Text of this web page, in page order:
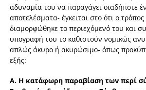
αδυναμία του να παραγάγει οιαδήποτε
αποτελέσματα- έγκειται στο ότι ο
διαμορφώθηκε το περιεχόμενό του και
υπογραφή του το καθιστούν νομικώς
απλώς άκυρο ή ακυρώσιμο- όπως
εξής:
Α. Η κατάφωρη παραβίαση των περί